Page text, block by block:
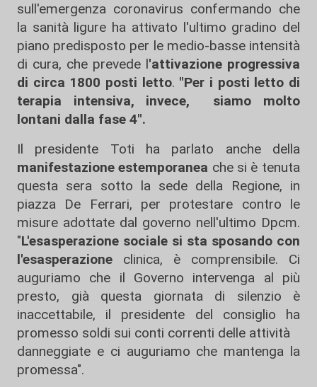
sull'emergenza coronavirus confermando che
la sanità ligure ha attivato l'ultimo gradino del
piano predisposto per le medio-basse intensità
di cura, che prevede l'attivazione progressiva
di circa 1800 posti letto. "Per i posti letto di
terapia intensiva, invece, siamo molto
lontani dalla fase 4".
Il presidente Toti ha parlato anche della
manifestazione estemporanea che si è tenuta
questa sera sotto la sede della Regione, in
piazza De Ferrari, per protestare contro le
misure adottate dal governo nell'ultimo Dpcm.
"L'esasperazione sociale si sta sposando con
l'esasperazione clinica, è comprensibile. Ci
auguriamo che il Governo intervenga al più
presto, già questa giornata di silenzio è
inaccettabile, il presidente del consiglio ha
promesso soldi sui conti correnti delle attività
danneggiate e ci auguriamo che mantenga la
promessa".